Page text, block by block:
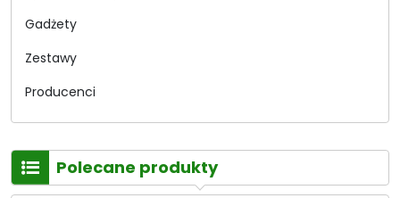
Gadżety
Zestawy
Producenci
Polecane produkty